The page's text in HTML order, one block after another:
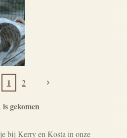
1 2
gekomen
bij Kerry en Kosta in onze